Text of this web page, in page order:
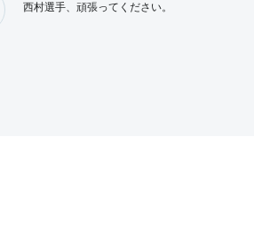
西村選手、頑張ってください。